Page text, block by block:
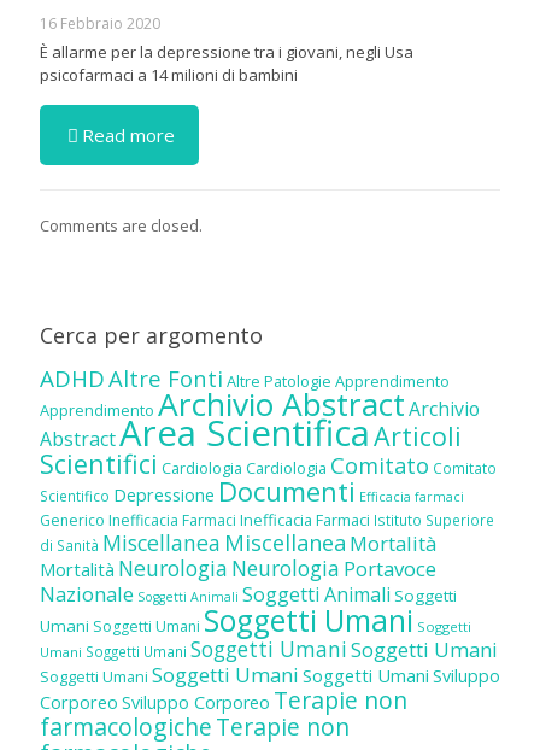
16 Febbraio 2020
È allarme per la depressione tra i giovani, negli Usa
psicofarmaci a 14 milioni di bambini
Read more
Comments are closed.
Cerca per argomento
ADHDAltre Fonti Altre Patologie Apprendimento
Apprendimento Archivio AbstractArchivio
AbstractArea ScientificaArticoli
Scientifici Cardiologia Cardiologia Comitato Comitato
Scientifico Depressione Documenti Efficacia farmaci
Generico Inefficacia Farmaci Inefficacia Farmaci Istituto Superiore
di Sanità Miscellanea Miscellanea Mortalità
Mortalità Neurologia Neurologia Portavoce
Nazionale Soggetti Animali Soggetti Animali Soggetti
Umani Soggetti Umani Soggetti Umani Soggetti
Umani Soggetti Umani Soggetti UmaniSoggetti Umani
Soggetti Umani Soggetti Umani Soggetti Umani Sviluppo
Corporeo Sviluppo Corporeo Terapie non
farmacologicheTerapie non